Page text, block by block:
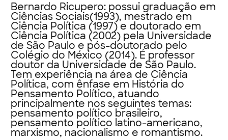
Bernardo Ricupero: possui graduação em
Ciências Sociais(1993), mestrado em
Ciência Política (1997) e doutorado em
Ciência Política (2002) pela Universidade
de São Paulo e pós-doutorado pelo
Colégio do México (2014). É professor
doutor da Universidade de São Paulo.
Tem experiência na área de Ciência
Política, com ênfase em História do
Pensamento Político, atuando
principalmente nos seguintes temas:
pensamento político brasileiro,
pensamento político latino-americano,
marxismo, nacionalismo e romantismo.